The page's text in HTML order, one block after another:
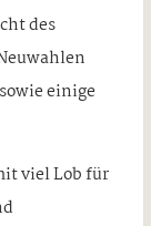
des
einige
viel Lob für